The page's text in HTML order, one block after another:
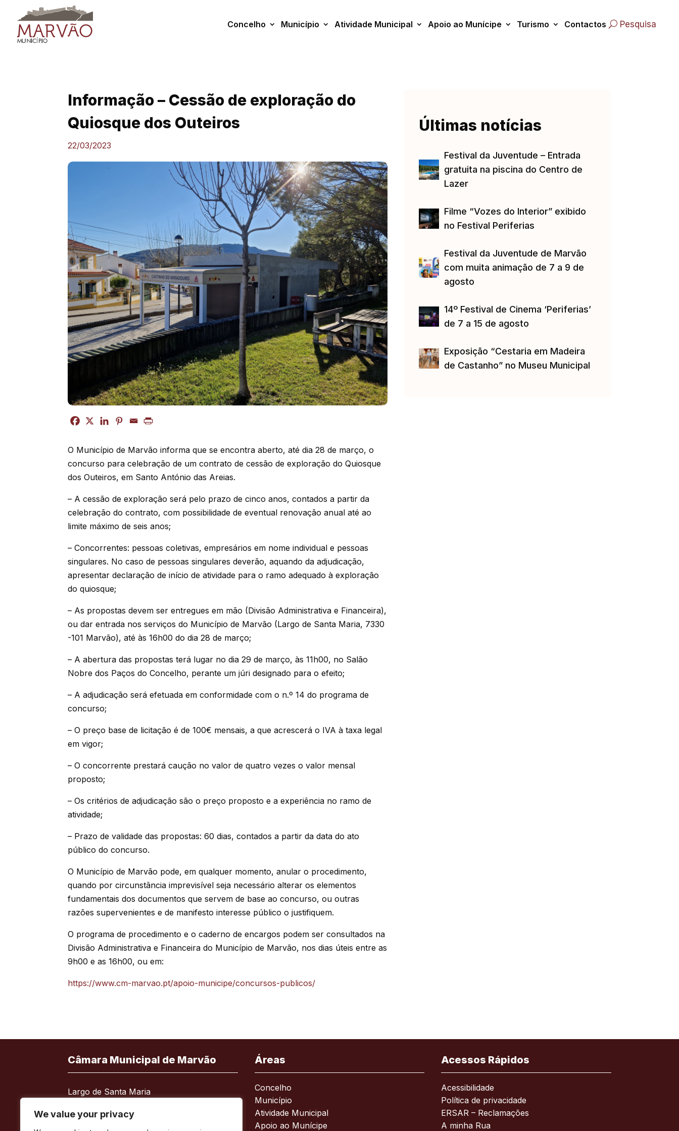
content
We value your privacy
Concelho Município Atividade Municipal Apoio ao Munícipe Turismo Contactos Pesquisa
Informação – Cessão de exploração do
Quiosque dos Outeiros
22/03/2023
O Município de Marvão informa que se encontra aberto, até dia 28 de março, o
concurso para celebração de um contrato de cessão de exploração do Quiosque
dos Outeiros, em Santo António das Areias.
– A cessão de exploração será pelo prazo de cinco anos, contados a partir da
celebração do contrato, com possibilidade de eventual renovação anual até ao
limite máximo de seis anos;
– Concorrentes: pessoas coletivas, empresários em nome individual e pessoas
singulares. No caso de pessoas singulares deverão, aquando da adjudicação,
apresentar declaração de início de atividade para o ramo adequado à exploração
do quiosque;
– As propostas devem ser entregues em mão (Divisão Administrativa e Financeira),
ou dar entrada nos serviços do Município de Marvão (Largo de Santa Maria, 7330
-101 Marvão), até às 16h00 do dia 28 de março;
– A abertura das propostas terá lugar no dia 29 de março, às 11h00, no Salão
Nobre dos Paços do Concelho, perante um júri designado para o efeito;
– A adjudicação será efetuada em conformidade com o n.º 14 do programa de
concurso;
– O preço base de licitação é de 100€ mensais, a que acrescerá o IVA à taxa legal
em vigor;
– O concorrente prestará caução no valor de quatro vezes o valor mensal
proposto;
– Os critérios de adjudicação são o preço proposto e a experiência no ramo de
atividade;
– Prazo de validade das propostas: 60 dias, contados a partir da data do ato
público do concurso.
O Município de Marvão pode, em qualquer momento, anular o procedimento,
quando por circunstância imprevisível seja necessário alterar os elementos
fundamentais dos documentos que servem de base ao concurso, ou outras
razões supervenientes e de manifesto interesse público o justifiquem.
O programa de procedimento e o caderno de encargos podem ser consultados na
Divisão Administrativa e Financeira do Município de Marvão, nos dias úteis entre as
9h00 e as 16h00, ou em:
https://www.cm-marvao.pt/apoio-municipe/concursos-publicos/
Últimas notícias
Festival da Juventude – Entrada
gratuita na piscina do Centro de
Lazer
Filme “Vozes do Interior” exibido
no Festival Periferias
Festival da Juventude de Marvão
com muita animação de 7 a 9 de
agosto
14º Festival de Cinema ‘Periferias’
de 7 a 15 de agosto
Exposição “Cestaria em Madeira
de Castanho” no Museu Municipal
Câmara Municipal de Marvão
Largo de Santa Maria
Telefone:
245 909 130
Áreas
Concelho
Município
Atividade Municipal
Apoio ao Munícipe
Acessos Rápidos
Acessibilidade
Política de privacidade
ERSAR – Reclamações
A minha Rua